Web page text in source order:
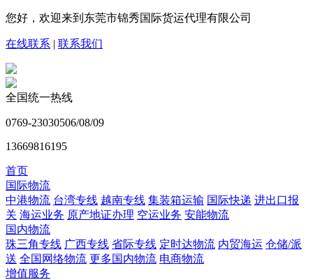
您好，欢迎来到东莞市锦秀国际货运代理有限公司
在线联系 | 联系我们
全国统一热线
0769-23030506/08/09
13669816195
首页
国际物流
中港物流 台湾专线 越南专线 集装箱运输 国际快递 进出口报
关 海运业务 原产地证办理 空运业务 安能物流
国内物流
珠三角专线 广西专线 省际专线 定时达物流 内贸海运 仓储/派
送 全国网络物流 更多国内物流 电商物流
增值服务